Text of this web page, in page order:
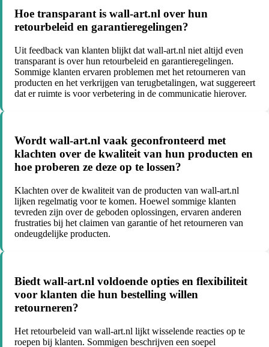
Hoe transparant is wall-art.nl over hun
retourbeleid en garantieregelingen?
Uit feedback van klanten blijkt dat wall-art.nl niet altijd even
transparant is over hun retourbeleid en garantieregelingen.
Sommige klanten ervaren problemen met het retourneren van
producten en het verkrijgen van terugbetalingen, wat suggereert
dat er ruimte is voor verbetering in de communicatie hierover.
Wordt wall-art.nl vaak geconfronteerd met
klachten over de kwaliteit van hun producten en
hoe proberen ze deze op te lossen?
Klachten over de kwaliteit van de producten van wall-art.nl
lijken regelmatig voor te komen. Hoewel sommige klanten
tevreden zijn over de geboden oplossingen, ervaren anderen
frustraties bij het claimen van garantie of het retourneren van
ondeugdelijke producten.
Biedt wall-art.nl voldoende opties en flexibiliteit
voor klanten die hun bestelling willen
retourneren?
Het retourbeleid van wall-art.nl lijkt wisselende reacties op te
roepen bij klanten. Sommigen beschrijven een soepel